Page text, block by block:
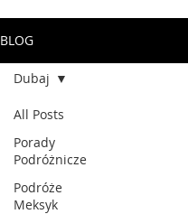
BLOG
All Posts
Porady
Podróżnicze
Podróże
Meksyk
Dubaj